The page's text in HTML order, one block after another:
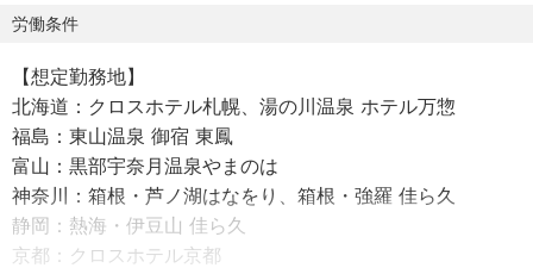
業などを通じて蓄積した、さまざまな施設運営ノウハウを
しい柔軟な発想でお応えしていきます。
また、新規開業にも力をいれておりますので、開業プロジ
ェクトに参加するチャンスもございます。
【業務内容】
料飲部門の統括管理業務をおまかせします。
労働条件
【想定勤務地】
北海道：クロスホテル札幌、湯の川温泉 ホテル万惣
福島：東山温泉 御宿 東鳳
富山：黒部宇奈月温泉やまのは
神奈川：箱根・芦ノ湖はなをり、箱根・強羅 佳ら久
静岡：熱海・伊豆山 佳ら久
京都：クロスホテル京都